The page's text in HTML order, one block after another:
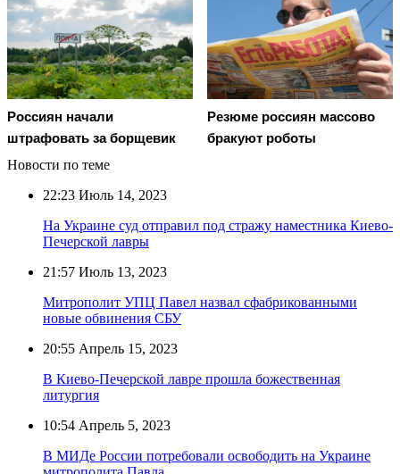
Россиян начали
штрафовать за борщевик
Резюме россиян массово
бракуют роботы
Новости по теме
22:23 Июль 14, 2023
На Украине суд отправил под стражу наместника Киево-
Печерской лавры
21:57 Июль 13, 2023
Митрополит УПЦ Павел назвал сфабрикованными
новые обвинения СБУ
20:55 Апрель 15, 2023
В Киево-Печерской лавре прошла божественная
литургия
10:54 Апрель 5, 2023
В МИДе России потребовали освободить на Украине